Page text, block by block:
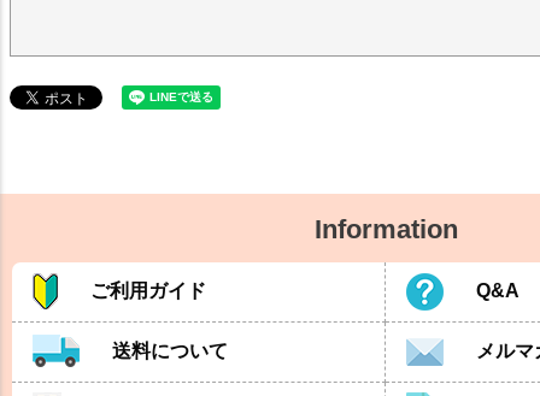
Information
ご利用ガイド Q&A
送料について メル